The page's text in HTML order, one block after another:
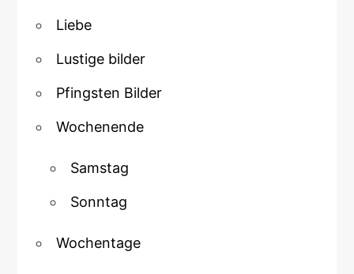
Liebe
Lustige bilder
Pfingsten Bilder
Wochenende
Samstag
Sonntag
Wochentage